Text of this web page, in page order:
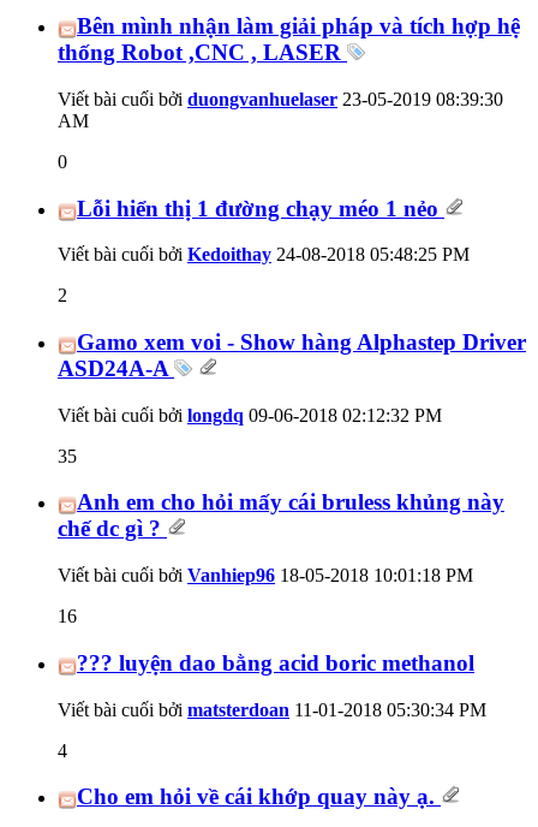
Bên mình nhận làm giải pháp và tích hợp hệ
thống Robot ,CNC , LASER
Viết bài cuối bởi duongvanhuelaser 23-05-2019 08:39:30
AM
0
Lỗi hiển thị 1 đường chạy méo 1 nẻo
Viết bài cuối bởi Kedoithay 24-08-2018 05:48:25 PM
2
Gamo xem voi - Show hàng Alphastep Driver
ASD24A-A
Viết bài cuối bởi longdq 09-06-2018 02:12:32 PM
35
Anh em cho hỏi mấy cái bruless khủng này
chế dc gì ?
Viết bài cuối bởi Vanhiep96 18-05-2018 10:01:18 PM
16
??? luyện dao bằng acid boric methanol
Viết bài cuối bởi matsterdoan 11-01-2018 05:30:34 PM
4
Cho em hỏi về cái khớp quay này ạ.